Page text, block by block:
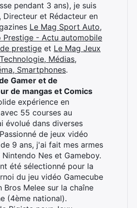
pendant 3 ans), je suis
Directeur et Rédacteur en
Le Mag Sport Auto,
Prestige - Actu automobile
prestige et Le Mag Jeux
Médias,
Smartphones.
Gamer et de
de mangas et Comics
expérience en
55 courses au
évolué dans diverses
de jeux vidéo
9 ans, j'ai fait mes armes
Nes et Gameboy.
été sélectionné pour la
du jeu vidéo Gamecube
Bros Melee sur la chaîne
(4ème national).